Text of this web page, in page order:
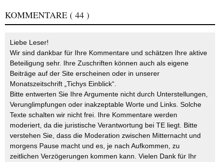
KOMMENTARE ( 44 )
Liebe Leser!
Wir sind dankbar für Ihre Kommentare und schätzen Ihre aktive
Beteiligung sehr. Ihre Zuschriften können auch als eigene
Beiträge auf der Site erscheinen oder in unserer
Monatszeitschrift „Tichys Einblick“.
Bitte entwerten Sie Ihre Argumente nicht durch Unterstellungen,
Verunglimpfungen oder inakzeptable Worte und Links. Solche
Texte schalten wir nicht frei. Ihre Kommentare werden
moderiert, da die juristische Verantwortung bei TE liegt. Bitte
verstehen Sie, dass die Moderation zwischen Mitternacht und
morgens Pause macht und es, je nach Aufkommen, zu
zeitlichen Verzögerungen kommen kann. Vielen Dank für Ihr